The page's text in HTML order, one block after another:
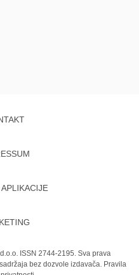
ISSN 2744-2195. Sva prava
bez dozvole izdavača. Pravila